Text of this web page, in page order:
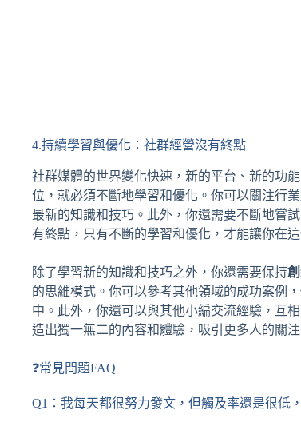
4.持續學習與優化：社群經營沒有終點
社群媒體的世界變化快速，新的平台、新的功
位，就必須不斷地學習和優化。你可以關注行
最新的知識和技巧。此外，你還需要不斷地嘗
有終點，只有不斷的學習和優化，才能讓你在
除了學習新的知識和技巧之外，你還需要保持
的思維模式。你可以參考其他領域的成功案例
中。此外，你還可以與其他小編交流經驗，互
造出獨一無二的內容和體驗，吸引更多人的關注
❓常見問題FAQ
Q1：我每天都很努力發文，但觸及率還是很低